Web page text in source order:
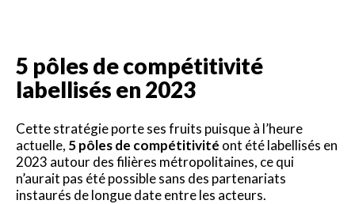
5 pôles de compétitivité
labellisés en 2023
Cette stratégie porte ses fruits puisque à l’heure
actuelle, 5 pôles de compétitivité ont été labellisés en
2023 autour des filières métropolitaines, ce qui
n’aurait pas été possible sans des partenariats
instaurés de longue date entre les acteurs.